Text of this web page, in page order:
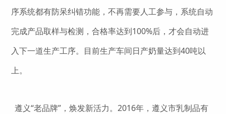
序系统都有防呆纠错功能，不再需要人工参与，系统自动
完成产品取样与检测，合格率达到100%后，才会自动进
入下一道生产工序。目前生产车间日产奶量达到40吨以
上。
遵义“老品牌”，焕发新活力。2016年，遵义市乳制品有